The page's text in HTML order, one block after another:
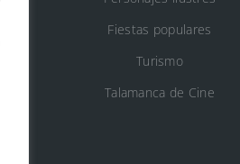
Fiestas populares
Turismo
Talamanca de Cine